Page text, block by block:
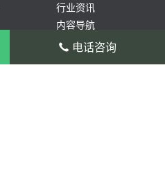
行业资讯
内容导航
电话咨询